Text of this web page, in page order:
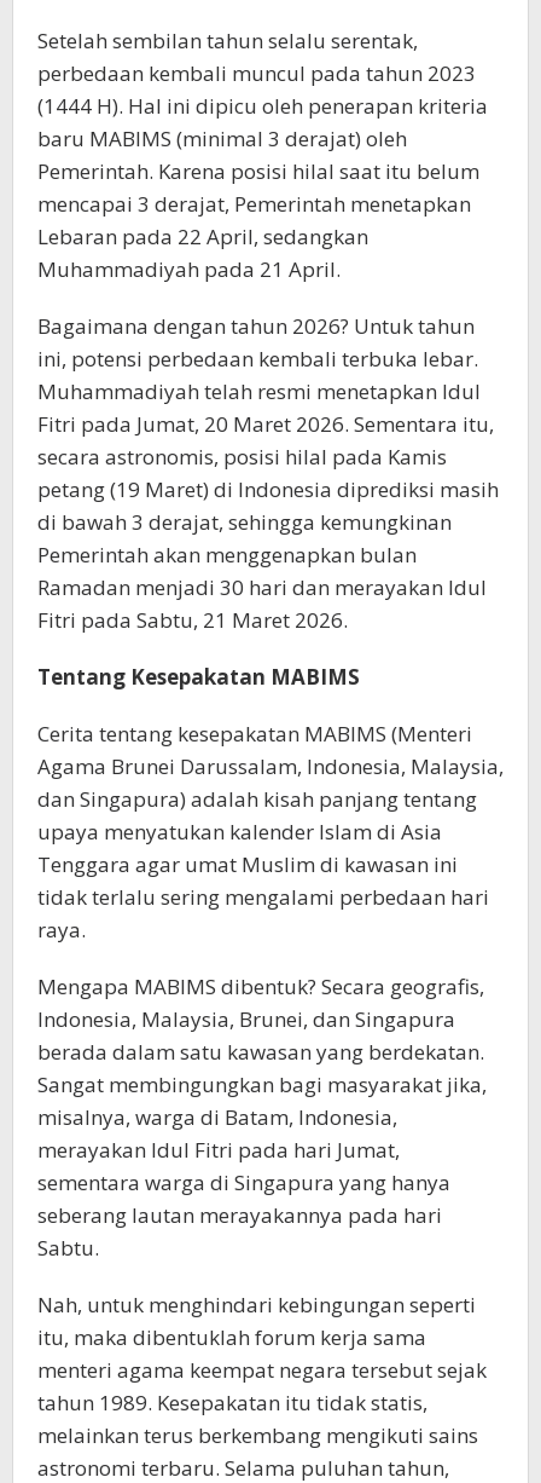
Setelah sembilan tahun selalu serentak,
perbedaan kembali muncul pada tahun 2023
(1444 H). Hal ini dipicu oleh penerapan kriteria
baru MABIMS (minimal 3 derajat) oleh
Pemerintah. Karena posisi hilal saat itu belum
mencapai 3 derajat, Pemerintah menetapkan
Lebaran pada 22 April, sedangkan
Muhammadiyah pada 21 April.
Bagaimana dengan tahun 2026? Untuk tahun
ini, potensi perbedaan kembali terbuka lebar.
Muhammadiyah telah resmi menetapkan Idul
Fitri pada Jumat, 20 Maret 2026. Sementara itu,
secara astronomis, posisi hilal pada Kamis
petang (19 Maret) di Indonesia diprediksi masih
di bawah 3 derajat, sehingga kemungkinan
Pemerintah akan menggenapkan bulan
Ramadan menjadi 30 hari dan merayakan Idul
Fitri pada Sabtu, 21 Maret 2026.
Tentang Kesepakatan MABIMS
Cerita tentang kesepakatan MABIMS (Menteri
Agama Brunei Darussalam, Indonesia, Malaysia,
dan Singapura) adalah kisah panjang tentang
upaya menyatukan kalender Islam di Asia
Tenggara agar umat Muslim di kawasan ini
tidak terlalu sering mengalami perbedaan hari
raya.
Mengapa MABIMS dibentuk? Secara geografis,
Indonesia, Malaysia, Brunei, dan Singapura
berada dalam satu kawasan yang berdekatan.
Sangat membingungkan bagi masyarakat jika,
misalnya, warga di Batam, Indonesia,
merayakan Idul Fitri pada hari Jumat,
sementara warga di Singapura yang hanya
seberang lautan merayakannya pada hari
Sabtu.
Nah, untuk menghindari kebingungan seperti
itu, maka dibentuklah forum kerja sama
menteri agama keempat negara tersebut sejak
tahun 1989. Kesepakatan itu tidak statis,
melainkan terus berkembang mengikuti sains
astronomi terbaru. Selama puluhan tahun,